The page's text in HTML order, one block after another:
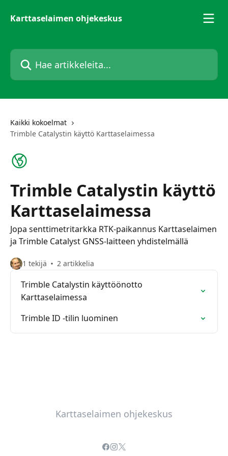
Karttaselaimen ohjekeskus
Hae artikkeleita...
Kaikki kokoelmat
Trimble Catalystin käyttö Karttaselaimessa
Trimble Catalystin käyttö
Karttaselaimessa
Jopa senttimetritarkka RTK-paikannus Karttaselaimen
ja Trimble Catalyst GNSS-laitteen yhdistelmällä
1 tekijä 2 artikkelia
Trimble Catalystin käyttöönotto
Karttaselaimessa
Trimble ID -tilin luominen
Karttaselaimen ohjekeskus